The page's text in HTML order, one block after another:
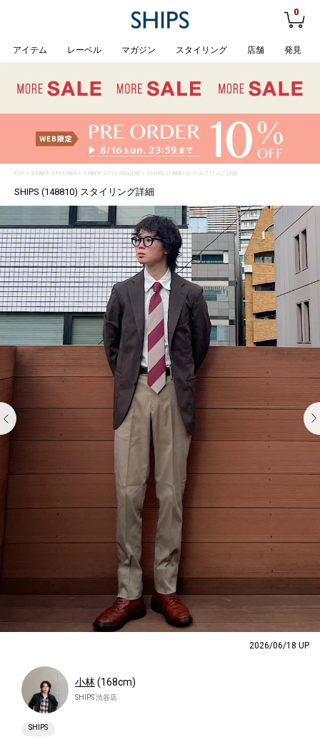
0
アイテム レーベル マガジン スタイリング 店舗 発見
TOP> STAFF STYLING> STAFF STYLING詳細 > SHIPS (148810) スタイリング詳細
SHIPS (148810) スタイリング詳細
2026/06/18 UP
小林(168cm)
SHIPS 渋谷店
SHIPS